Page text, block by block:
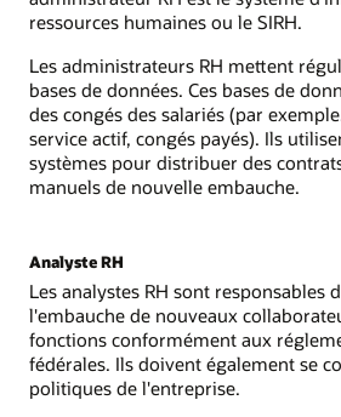
ressources humaines ou le SIRH.
Les administrateurs RH mettent
bases de données. Ces bases de
des congés des salariés (par
service actif, congés payés). Ils
systèmes pour distribuer des
manuels de nouvelle embauche.
Analyste RH
Les analystes RH sont responsables
l'embauche de nouveaux
fonctions conformément aux
fédérales. Ils doivent également se
politiques de l'entreprise.